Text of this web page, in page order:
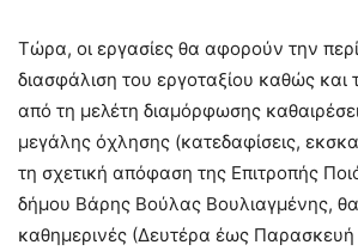
Τώρα, οι εργασίες θα αφορούν την
διασφάλιση του εργοταξίου καθώς και
από τη μελέτη διαμόρφωσης
μεγάλης όχλησης (κατεδαφίσεις,
τη σχετική απόφαση της Επιτροπής
δήμου Βάρης Βούλας Βουλιαγμένης, θα
καθημερινές (Δευτέρα έως Παρασκευή